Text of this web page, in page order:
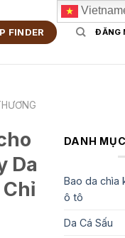
FINDER ĐĂNG
Da
DANH
Bao da chìa
ô tô
Da Cá Sấu